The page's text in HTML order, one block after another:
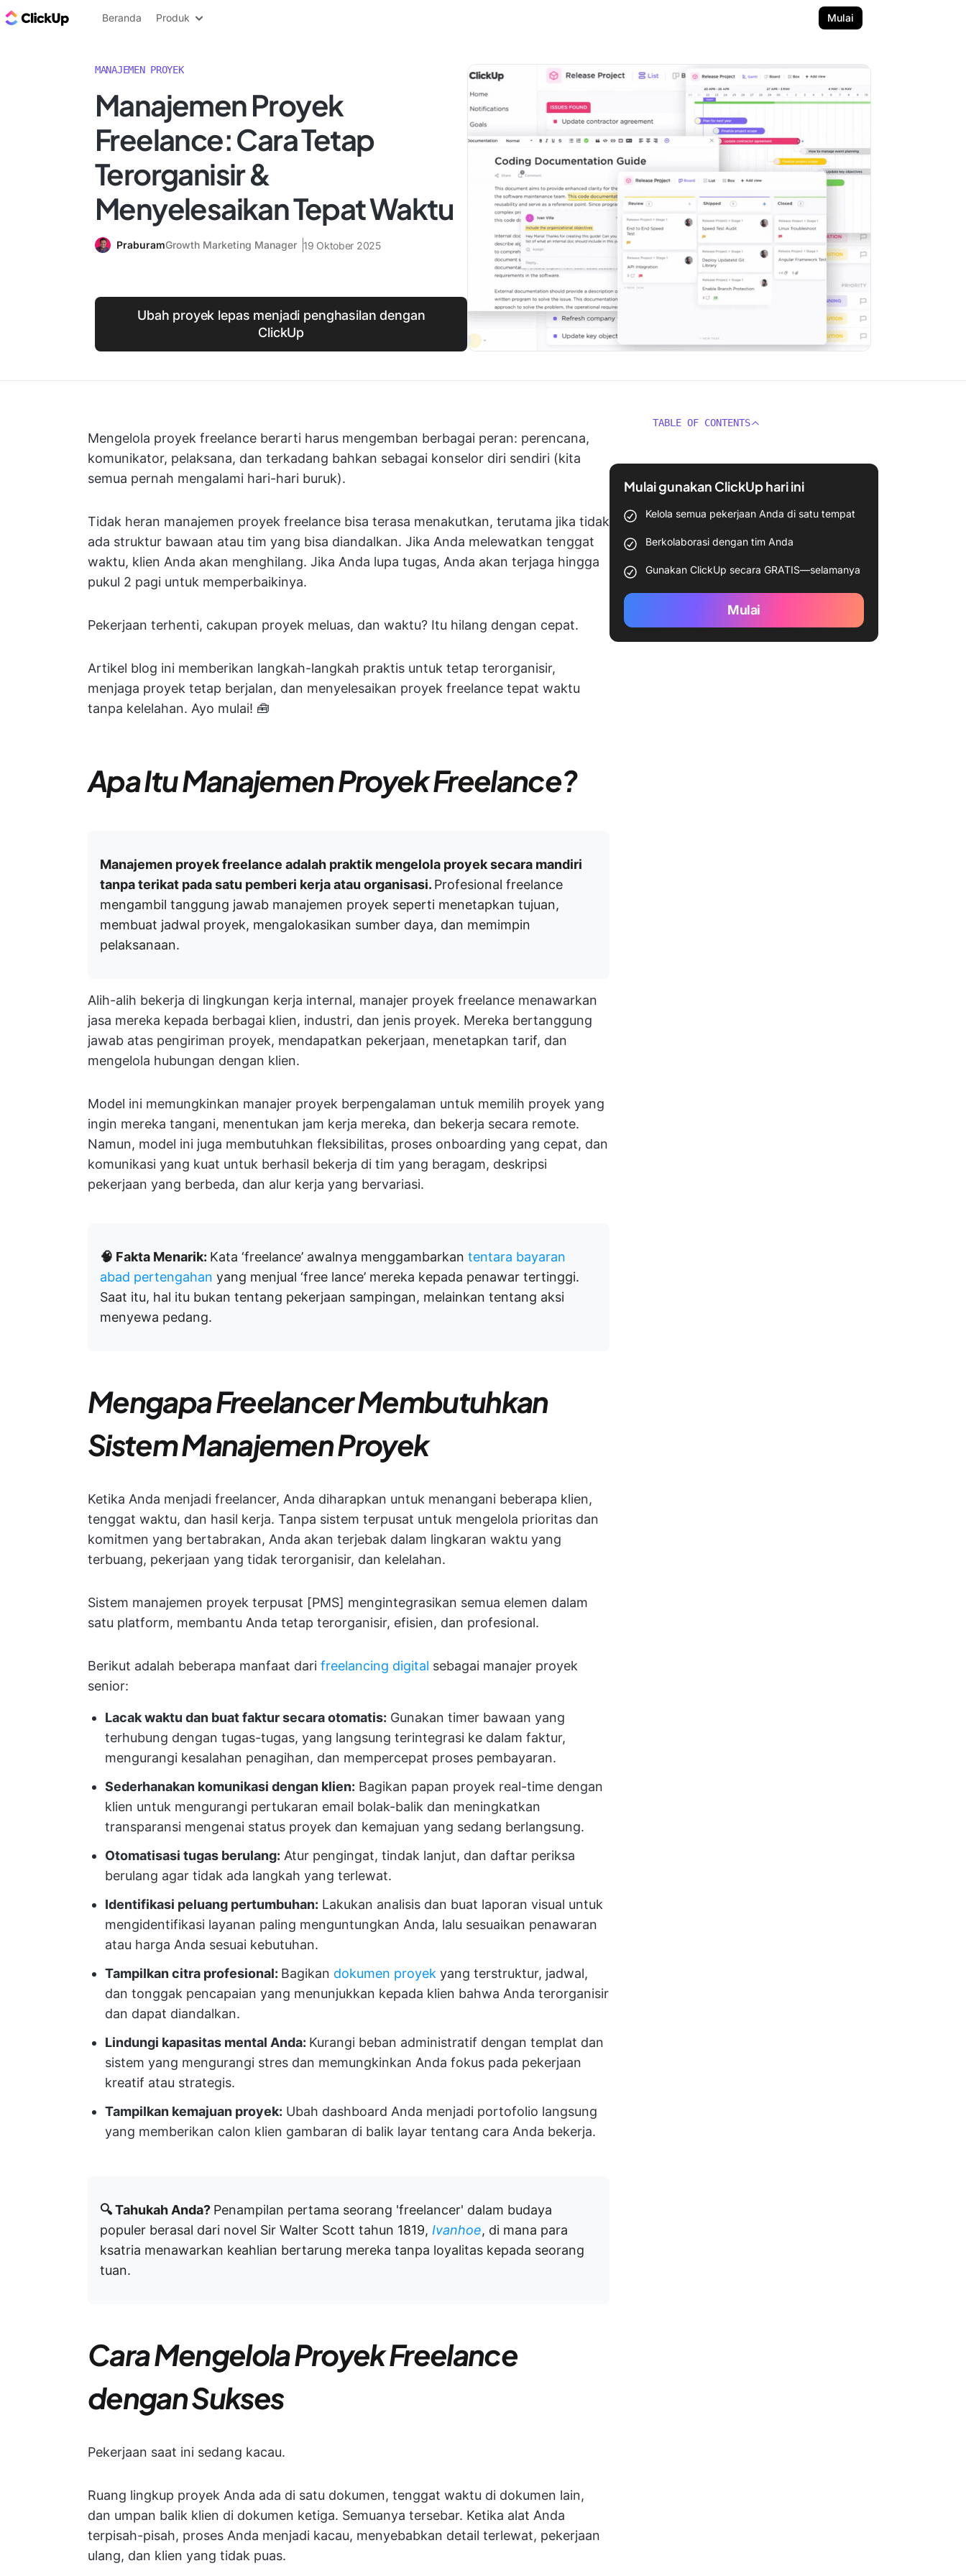
Blog ClickUp
Beranda Produk Mulai
MANAJEMEN PROYEK
Manajemen Proyek
Freelance: Cara Tetap
Terorganisir &
Menyelesaikan Tepat Waktu
PraburamGrowth Marketing Manager 19 Oktober 2025
Ubah proyek lepas menjadi penghasilan dengan
ClickUp
Mengelola proyek freelance berarti harus mengemban berbagai peran: perencana,
komunikator, pelaksana, dan terkadang bahkan sebagai konselor diri sendiri (kita
semua pernah mengalami hari-hari buruk).
Tidak heran manajemen proyek freelance bisa terasa menakutkan, terutama jika tidak
ada struktur bawaan atau tim yang bisa diandalkan. Jika Anda melewatkan tenggat
waktu, klien Anda akan menghilang. Jika Anda lupa tugas, Anda akan terjaga hingga
pukul 2 pagi untuk memperbaikinya.
Pekerjaan terhenti, cakupan proyek meluas, dan waktu? Itu hilang dengan cepat.
Artikel blog ini memberikan langkah-langkah praktis untuk tetap terorganisir,
menjaga proyek tetap berjalan, dan menyelesaikan proyek freelance tepat waktu
tanpa kelelahan. Ayo mulai! 🧰
Apa Itu Manajemen Proyek Freelance?
Manajemen proyek freelance adalah praktik mengelola proyek secara mandiri
tanpa terikat pada satu pemberi kerja atau organisasi. Profesional freelance
mengambil tanggung jawab manajemen proyek seperti menetapkan tujuan,
membuat jadwal proyek, mengalokasikan sumber daya, dan memimpin
pelaksanaan.
Alih-alih bekerja di lingkungan kerja internal, manajer proyek freelance menawarkan
jasa mereka kepada berbagai klien, industri, dan jenis proyek. Mereka bertanggung
jawab atas pengiriman proyek, mendapatkan pekerjaan, menetapkan tarif, dan
mengelola hubungan dengan klien.
Model ini memungkinkan manajer proyek berpengalaman untuk memilih proyek yang
ingin mereka tangani, menentukan jam kerja mereka, dan bekerja secara remote.
Namun, model ini juga membutuhkan fleksibilitas, proses onboarding yang cepat, dan
komunikasi yang kuat untuk berhasil bekerja di tim yang beragam, deskripsi
pekerjaan yang berbeda, dan alur kerja yang bervariasi.
🧠 Fakta Menarik: Kata ‘freelance’ awalnya menggambarkan tentara bayaran
abad pertengahan yang menjual ‘free lance’ mereka kepada penawar tertinggi.
Saat itu, hal itu bukan tentang pekerjaan sampingan, melainkan tentang aksi
menyewa pedang.
Mengapa Freelancer Membutuhkan
Sistem Manajemen Proyek
Ketika Anda menjadi freelancer, Anda diharapkan untuk menangani beberapa klien,
tenggat waktu, dan hasil kerja. Tanpa sistem terpusat untuk mengelola prioritas dan
komitmen yang bertabrakan, Anda akan terjebak dalam lingkaran waktu yang
terbuang, pekerjaan yang tidak terorganisir, dan kelelahan.
Sistem manajemen proyek terpusat [PMS] mengintegrasikan semua elemen dalam
satu platform, membantu Anda tetap terorganisir, efisien, dan profesional.
Berikut adalah beberapa manfaat dari freelancing digital sebagai manajer proyek
senior:
Lacak waktu dan buat faktur secara otomatis: Gunakan timer bawaan yang
terhubung dengan tugas-tugas, yang langsung terintegrasi ke dalam faktur,
mengurangi kesalahan penagihan, dan mempercepat proses pembayaran.
Sederhanakan komunikasi dengan klien: Bagikan papan proyek real-time dengan
klien untuk mengurangi pertukaran email bolak-balik dan meningkatkan
transparansi mengenai status proyek dan kemajuan yang sedang berlangsung.
Otomatisasi tugas berulang: Atur pengingat, tindak lanjut, dan daftar periksa
berulang agar tidak ada langkah yang terlewat.
Identifikasi peluang pertumbuhan: Lakukan analisis dan buat laporan visual untuk
mengidentifikasi layanan paling menguntungkan Anda, lalu sesuaikan penawaran
atau harga Anda sesuai kebutuhan.
Tampilkan citra profesional: Bagikan dokumen proyek yang terstruktur, jadwal,
dan tonggak pencapaian yang menunjukkan kepada klien bahwa Anda terorganisir
dan dapat diandalkan.
Lindungi kapasitas mental Anda: Kurangi beban administratif dengan templat dan
sistem yang mengurangi stres dan memungkinkan Anda fokus pada pekerjaan
kreatif atau strategis.
Tampilkan kemajuan proyek: Ubah dashboard Anda menjadi portofolio langsung
yang memberikan calon klien gambaran di balik layar tentang cara Anda bekerja.
🔍 Tahukah Anda? Penampilan pertama seorang 'freelancer' dalam budaya
populer berasal dari novel Sir Walter Scott tahun 1819, Ivanhoe, di mana para
ksatria menawarkan keahlian bertarung mereka tanpa loyalitas kepada seorang
tuan.
Cara Mengelola Proyek Freelance
dengan Sukses
Pekerjaan saat ini sedang kacau.
Ruang lingkup proyek Anda ada di satu dokumen, tenggat waktu di dokumen lain,
dan umpan balik klien di dokumen ketiga. Semuanya tersebar. Ketika alat Anda
terpisah-pisah, proses Anda menjadi kacau, menyebabkan detail terlewat, pekerjaan
ulang, dan klien yang tidak puas.
TABLE OF CONTENTS
Mulai gunakan ClickUp hari ini
Kelola semua pekerjaan Anda di satu tempat
Berkolaborasi dengan tim Anda
Gunakan ClickUp secara GRATIS—selamanya
Mulai